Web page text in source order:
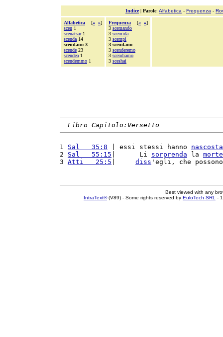
Indice| Parole: Alfabetica - Frequenza -
Alfabetica [« »]
scen 1
scenatsar1
scenda 14
scendano 3
scende 23
scendea 1
scendemmo 1
Frequenza [« »]
3 scemando
3 scemida
3 scempi
3 scendano
3 scenderemo
3 scendiamo
3 sceshai
Libro Capitolo:Versetto
1 Sal   35:8 | essi stessi hanno nascosta
2 Sal   55:15 |      Li sorprenda la morte
3 Atti   25:5 diss 'egli, che
Best viewed with any
IntraText®(V89) - Some rights reserved by EuloTech SRL -